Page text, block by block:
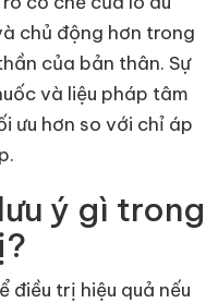
chủ động hơn trong
của bản thân. Sự
và liệu pháp tâm
ưu hơn so với chỉ áp
ý gì trong
điều trị hiệu quả nếu